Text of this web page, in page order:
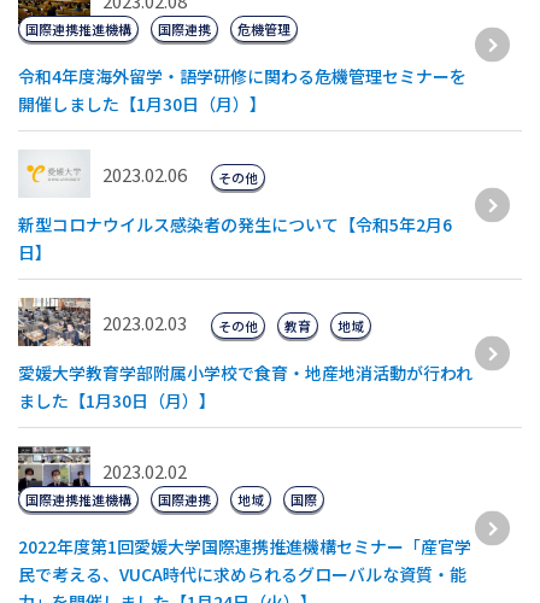
令和4年度海外留学・語学研修に関わる危機管理セミナーを
開催しました【1月30日（月）】
国際連携推進機構 国際連携 危機管理
2023.02.06
新型コロナウイルス感染者の発生について【令和5年2月6
日】
その他
2023.02.03
愛媛大学教育学部附属小学校で食育・地産地消活動が行われ
ました【1月30日（月）】
その他 教育 地域
2023.02.02
2022年度第1回愛媛大学国際連携推進機構セミナー「産官学
民で考える、VUCA時代に求められるグローバルな資質・能
国際連携推進機構 国際連携 地域 国際